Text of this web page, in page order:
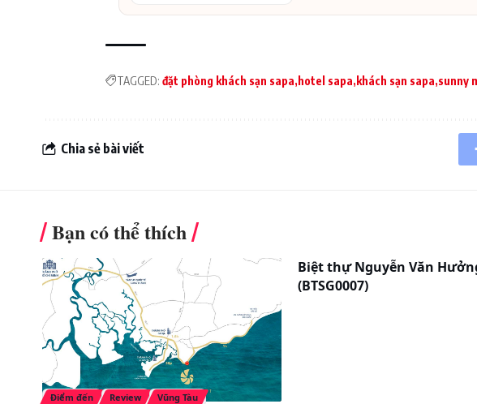
Quầy bar ngoài trời đem đến những ly cafe,cocktail cho
thành phố Sapa
TAGGED: đặt phòng khách sạn sapa hotel sapa khách sạn sapa sunny
Chia sẻ bài viết
Bạn có thể thích
Điểm đến Review Vũng Tàu
Biệt thự Nguyễn Văn
(BTSG0007)